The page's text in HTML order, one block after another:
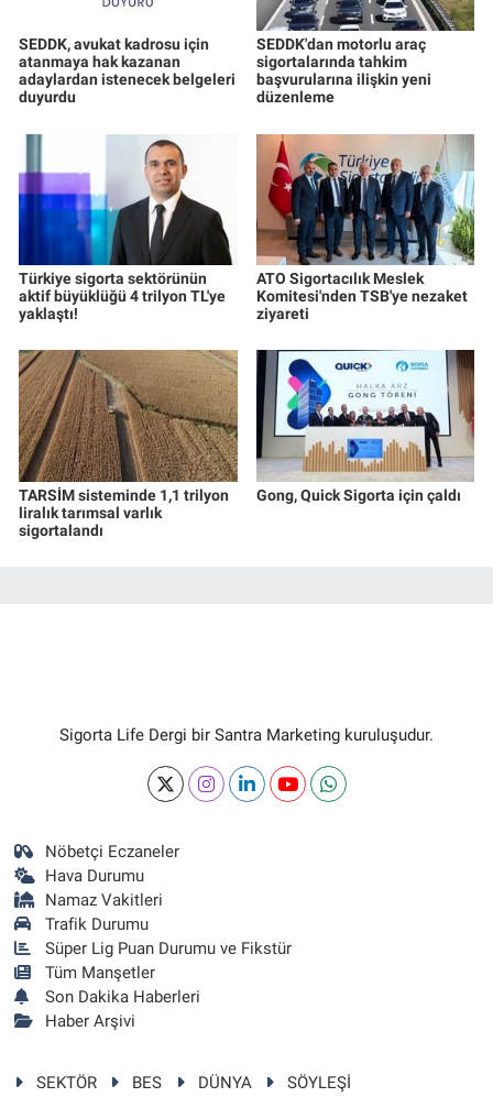
SEDDK, avukat kadrosu için
atanmaya hak kazanan
adaylardan istenecek belgeleri
duyurdu
SEDDK'dan motorlu araç
sigortalarında tahkim
başvurularına ilişkin yeni
düzenleme
Türkiye sigorta sektörünün
aktif büyüklüğü 4 trilyon TL'ye
yaklaştı!
ATO Sigortacılık Meslek
Komitesi'nden TSB'ye nezaket
ziyareti
TARSİM sisteminde 1,1 trilyon
liralık tarımsal varlık
sigortalandı
Gong, Quick Sigorta için çaldı
Sigorta Life Dergi bir Santra Marketing kuruluşudur.
Nöbetçi Eczaneler
Hava Durumu
Namaz Vakitleri
Trafik Durumu
Süper Lig Puan Durumu ve Fikstür
Tüm Manşetler
Son Dakika Haberleri
Haber Arşivi
SEKTÖR BES DÜNYA
SÖYLEŞİ